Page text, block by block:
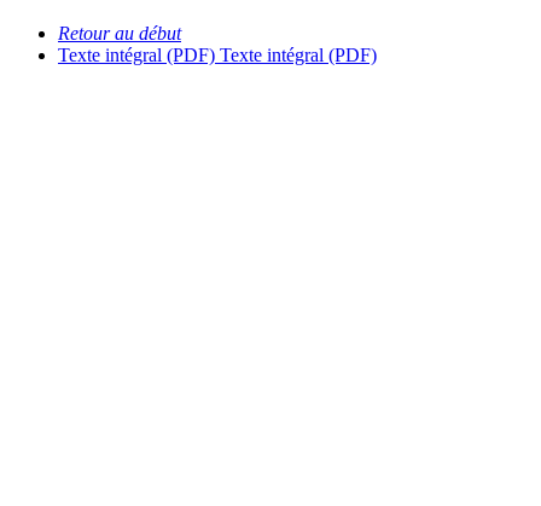
Retour au début
Texte intégral (PDF) Texte intégral (PDF)